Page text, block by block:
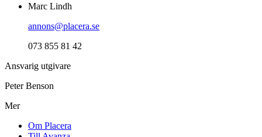
Marc Lindh
annons@placera.se
073 855 81 42
Ansvarig utgivare
Peter Benson
Mer
Om Placera